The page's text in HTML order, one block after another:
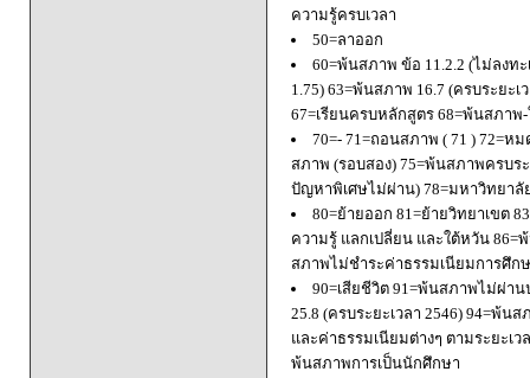
ความรู้ครบเวลา
50=ลาออก
60=พ้นสภาพ ข้อ 11.2.2 (ไม่ลงท
1.75) 63=พ้นสภาพ 16.7 (ครบระยะ
67=เรียนครบหลักสูตร 68=พ้นสภา
70=- 71=ถอนสภาพ ( 71 ) 72=
สภาพ (รอบสอง) 75=พ้นสภาพครบ
ปัญหาพิเศษไม่ผ่าน) 78=มหาวิทยา
80=ย้ายออก 81=ย้ายวิทยาเขต
ความรู้ แลกเปลี่ยน และใต้หวัน
สภาพไม่ชำระค่าธรรมเนียมการศึก
90=เสียชีวิต 91=พ้นสภาพไม่ผ่า
25.8 (ครบระยะเวลา 2546) 94=พ้
และค่าธรรมเนียมต่างๆ ตามระยะเ
พ้นสภาพการเป็นนักศึกษา